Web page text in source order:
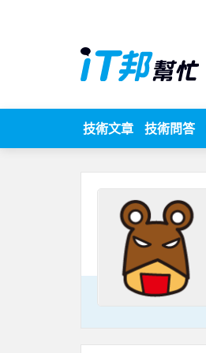
技術文章 技術問答